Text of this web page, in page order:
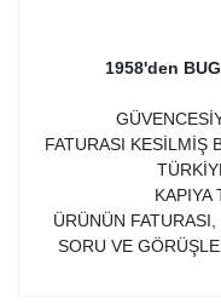
1958'den
FATURASI KESİLMİŞ
KAPIYA
ÜRÜNÜN
SORU VE